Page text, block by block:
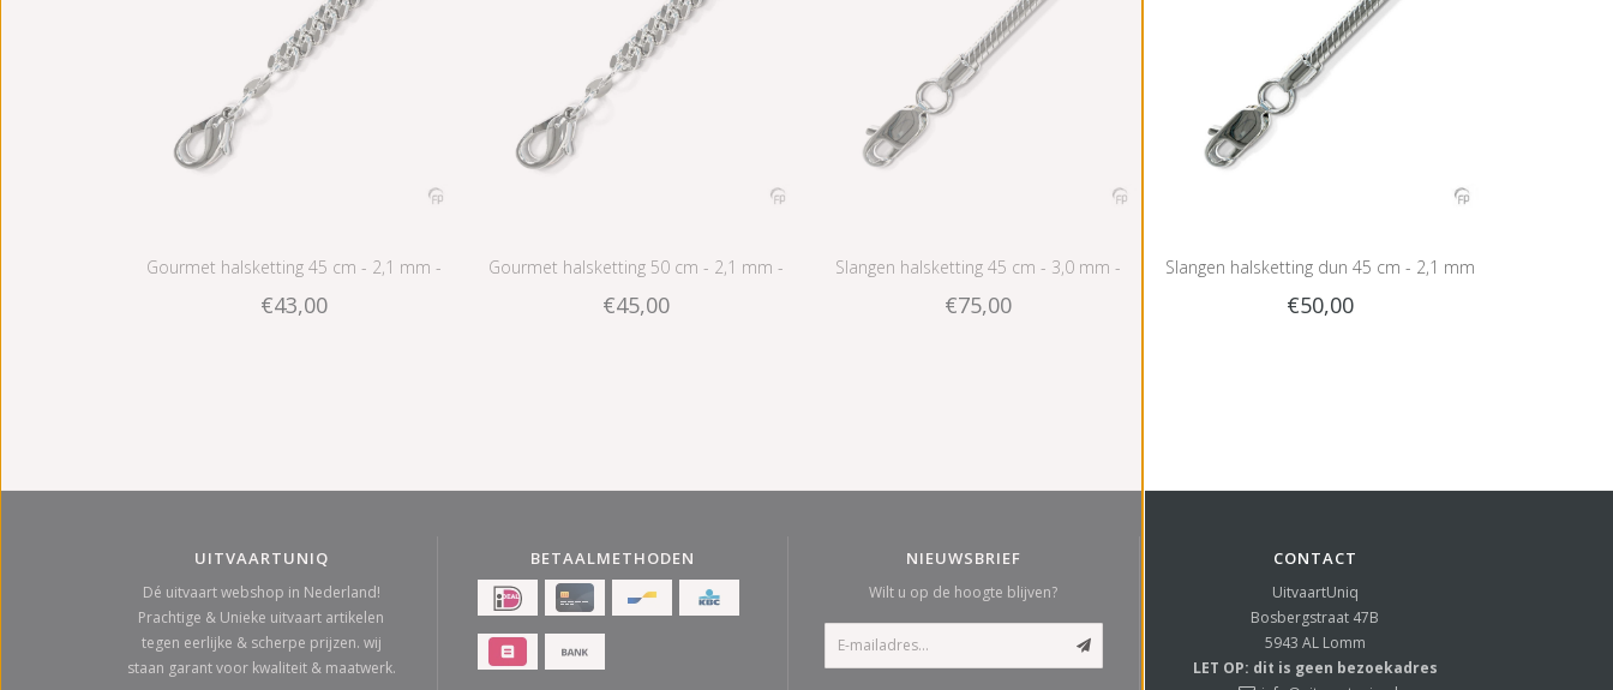
Gourmet halsketting 45 cm - 2,1 mm -
zilver
€43,00
Gourmet halsketting 50 cm - 2,1 mm -
zilver
€45,00
Slangen halsketting 45 cm - 3,0 mm -
zilver
€75,00
Slangen halsketting dun 45 cm - 2,1 mm
- zilver
€50,00
UITVAARTUNIQ
Dé uitvaart webshop in Nederland!
Prachtige & Unieke uitvaart artikelen
tegen eerlijke & scherpe prijzen. wij
staan garant voor kwaliteit & maatwerk.
BETAALMETHODEN NIEUWSBRIEF
Wilt u op de hoogte blijven?
CONTACT
UitvaartUniq
Bosbergstraat 47B
5943 AL Lomm
LET OP: dit is geen bezoekadres